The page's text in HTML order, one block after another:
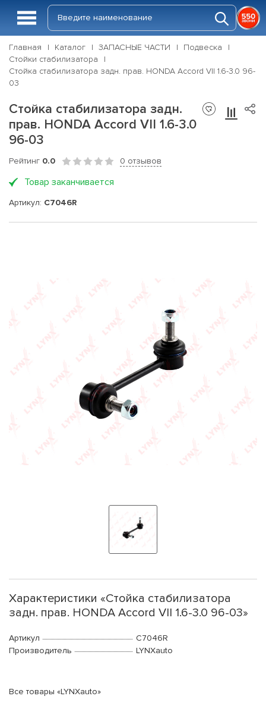
Главная Каталог ЗАПАСНЫЕ ЧАСТИ
Подвеска
Стойки стабилизатора
Стойка стабилизатора задн. прав. HONDA Accord VII 1.6-3.0 96-
03
Стойка стабилизатора задн.
прав. HONDA Accord VII 1.6-3.0
96-03
Рейтинг 0.0 0 отзывов
Товар заканчивается
Артикул: C7046R
Характеристики «Стойка стабилизатора
задн. прав. HONDA Accord VII 1.6-3.0 96-03»
Артикул
C7046R
Производитель
LYNXauto
Все товары «LYNXauto»